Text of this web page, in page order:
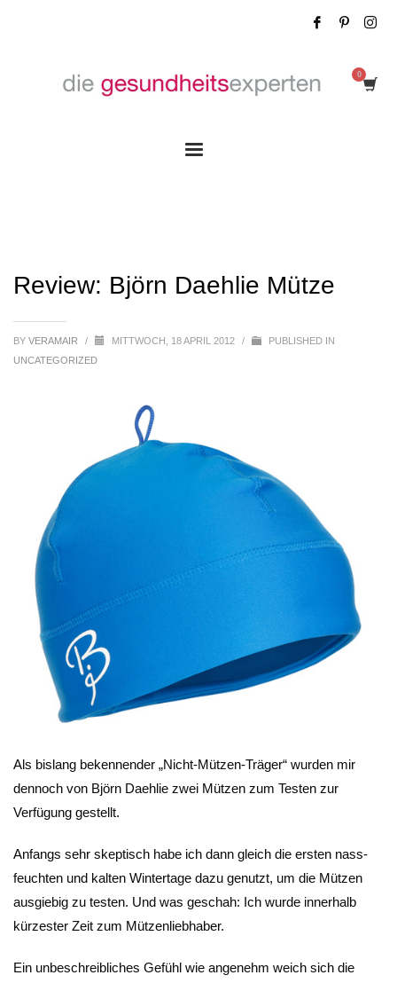
Review: Björn Daehlie Mütze
BY VERAMAIR / MITTWOCH, 18 APRIL 2012 /
PUBLISHED IN
UNCATEGORIZED
Als bislang bekennender „Nicht-Mützen-Träger“ wurden mir
dennoch von Björn Daehlie zwei Mützen zum Testen zur
Verfügung gestellt.
Anfangs sehr skeptisch habe ich dann gleich die ersten nass-
feuchten und kalten Wintertage dazu genutzt, um die Mützen
ausgiebig zu testen. Und was geschah: Ich wurde innerhalb
kürzester Zeit zum Mützenliebhaber.
Ein unbeschreibliches Gefühl wie angenehm weich sich die